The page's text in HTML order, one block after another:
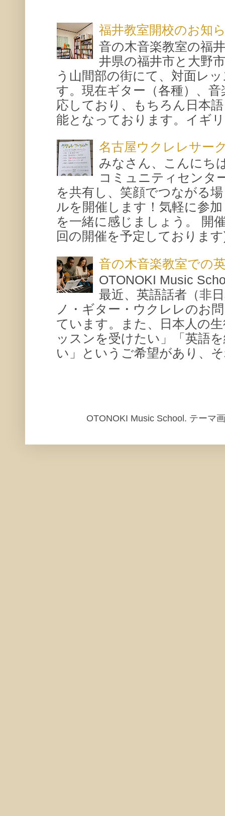
福井教室開校のお知
音の木音楽教室の福
井県の福井市と大野
う山間部の街にて、対面レ
す。現在ギター（各種）、
応しており、もちろん日本
能となっております。イギ
名古屋ウクレレサー
みなさん、こんにち
コミュニティセンタ
を共有し、笑顔でつながる
ルを開催します！気軽に参
を一緒に感じましょう。 開
回の開催を予定しておりま
音の木音楽教室での
OTONOKI Music
最近、英語話者（非
ノ・ギター・ウクレレのお
ています。また、日本人の
ッスンを受けたい」「英語
い」というご希望があり、
OTONOKI Music School. テーマ